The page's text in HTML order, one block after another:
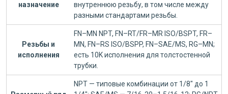
назначение
внутреннюю резьбу, в том числе между
разными стандартами резьбы.
Резьбы и
исполнения
FN–MN NPT, FN–RT/FR–MR ISO/BSPT, FR–
MN, FN–RS ISO/BSPP, FN–SAE/MS, RG–MN;
есть 10K исполнения для толстостенной
трубки.
NPT — типовые комбинации от 1/8" до 1